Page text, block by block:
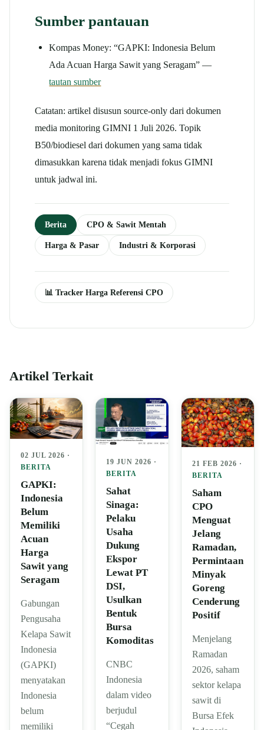
Sumber pantauan
Kompas Money: “GAPKI: Indonesia Belum
Ada Acuan Harga Sawit yang Seragam” —
tautan sumber
Catatan: artikel disusun source-only dari dokumen
media monitoring GIMNI 1 Juli 2026. Topik
B50/biodiesel dari dokumen yang sama tidak
dimasukkan karena tidak menjadi fokus GIMNI
untuk jadwal ini.
Berita CPO & Sawit Mentah
Harga & Pasar Industri & Korporasi
📊 Tracker Harga Referensi CPO
Artikel Terkait
02 JUL 2026 ·
BERITA
GAPKI:
Indonesia
Belum
Memiliki
Acuan
Harga
Sawit yang
Seragam
Gabungan
Pengusaha
Kelapa Sawit
Indonesia
(GAPKI)
menyatakan
Indonesia
belum
memiliki
19 JUN 2026 ·
BERITA
Sahat
Sinaga:
Pelaku
Usaha
Dukung
Ekspor
Lewat PT
DSI,
Usulkan
Bentuk
Bursa
Komoditas
CNBC
Indonesia
dalam video
berjudul
“Cegah
21 FEB 2026 ·
BERITA
Saham
CPO
Menguat
Jelang
Ramadan,
Permintaan
Minyak
Goreng
Cenderung
Positif
Menjelang
Ramadan
2026, saham
sektor kelapa
sawit di
Bursa Efek